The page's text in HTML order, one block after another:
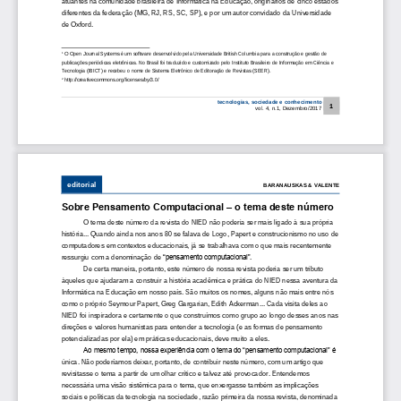
tecnologias, sociedade e conhecimento
vol. 4, n.1, Dezembro/2017 1
diferentes da federação (MG, RJ, RS, SC, SP), e por um autor convidado da Universidade
de Oxford.
1 O Open Journal Systems é um software desenvolvido pela Universidade British Columbia para a construção e gestão de
publicações periódicas eletrônicas. No Brasil foi traduzido e customizado pelo Instituto Brasileiro de Informação em Ciência e
Tecnologia (IBICT) e recebeu o nome de Sistema Eletrônico de Editoração de Revistas (SEER).
http://creativecommons.org/licenses/by/3.0/
editorial BARANAUSKAS & VALENTE
Sobre Pensamento Computacional – o tema deste número
O tema deste número da revista do NIED não poderia ser mais ligado à sua própria
história...
Quando ainda nos anos 80 se falava de Logo, Papert e construcionismo no uso de
computadores em contextos educacionais, já se trabalhava com o que mais recentemente
ressurgiu com a denominação de “pensamento computacional”.
De certa maneira, portanto, este número de nossa revista poderia ser um tributo
àqueles que ajudaram a construir a história acadêmica e prática do NIED nessa aventura da
Informática na Educação em nosso país. São muitos os nomes, alguns não mais entre nós
como o próprio Seymour Papert, Greg Gargarian, Edith Ackerman... Cada visita deles ao
NIED foi inspiradora e certamente o que construímos como grupo ao longo desses anos nas
direções e valores humanistas para entender a tecnologia (e as formas de pensamento
potencializadas por ela) em práticas educacionais, deve muito a eles.
Ao mesmo tempo, nossa experiência com o tema do “pensamento computacional” é
única. Não poderíamos deixar, portanto, de contribuir neste número, com um artigo que
revisitasse o tema a partir de um olhar crítico e talvez até provocador. Entendemos
necessária uma visão sistêmica para o tema, que enxergasse também as implicações
sociais e políticas da tecnologia na sociedade, razão primeira da nossa revista, denominada